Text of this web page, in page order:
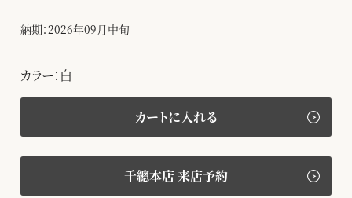
納期：2026年09月中旬
カラー：白
カートに入れる
千總本店 来店予約